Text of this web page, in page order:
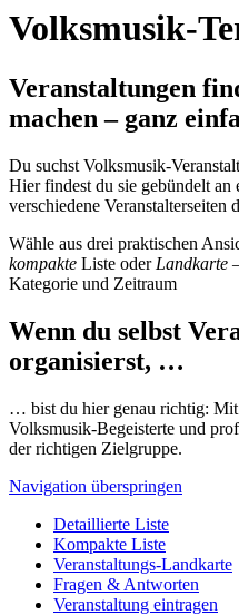
Volksmusik-
Veranstaltungen
machen – ganz
Du suchst Volksmusik-
Hier findest du sie gebündelt an
verschiedene Veranstalterseiten
Wähle aus drei praktischen
kompakte Liste oder Landkarte
Kategorie und Zeitraum
Wenn du selbst
organisierst, …
… bist du hier genau richtig: Mit
Volksmusik-Begeisterte und
der richtigen Zielgruppe.
Navigation überspringen
Detaillierte Liste
Kompakte Liste
Veranstaltungs-Landkarte
Fragen & Antworten
Veranstaltung eintragen